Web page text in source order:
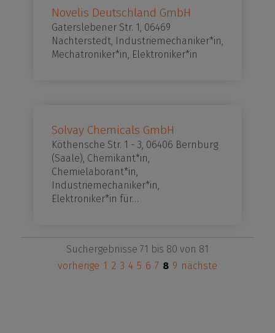
Novelis Deutschland GmbH
Gaterslebener Str. 1, 06469
Nachterstedt, Industriemechaniker*in,
Mechatroniker*in, Elektroniker*in
Solvay Chemicals GmbH
Köthensche Str. 1 - 3, 06406 Bernburg
(Saale), Chemikant*in,
Chemielaborant*in,
Industriemechaniker*in,
Elektroniker*in für…
Suchergebnisse 71 bis 80 von 81
vorherige 1 2 3 4 5 6 7 8 9 nächste